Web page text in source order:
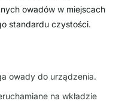
owadów w miejscach
standardu czystości.
owady do urządzenia.
na wkładzie